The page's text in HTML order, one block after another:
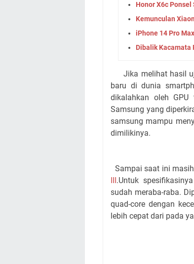
Honor X6c Ponsel
Kemunculan
iPhone 14 Pro
Dibalik Kacamata
Jika melihat hasil uji
baru di dunia
dikalahkan oleh
Samsung yang
samsung mampu
dimilikinya.
Sampai saat ini
.Untuk
sudah meraba-raba.
quad-core dengan
lebih cepat dari pada